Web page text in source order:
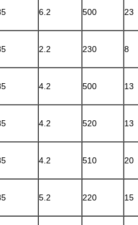
6.2 500 23
2.2 230 8
4.2 500 13
4.2 520 13
4.2 510 20
5.2 220 15